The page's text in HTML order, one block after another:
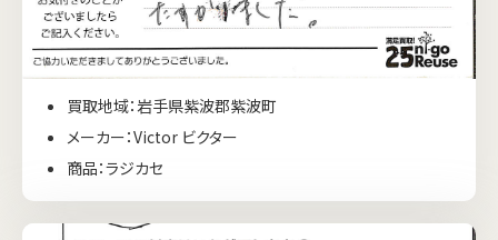
買取地域：岩手県紫波郡紫波町
メーカー：Victor ビクター
商品：ラジカセ